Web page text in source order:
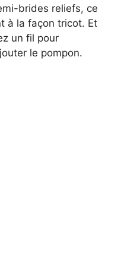
brides reliefs, ce
à la façon tricot. Et
un fil pour
le pompon.